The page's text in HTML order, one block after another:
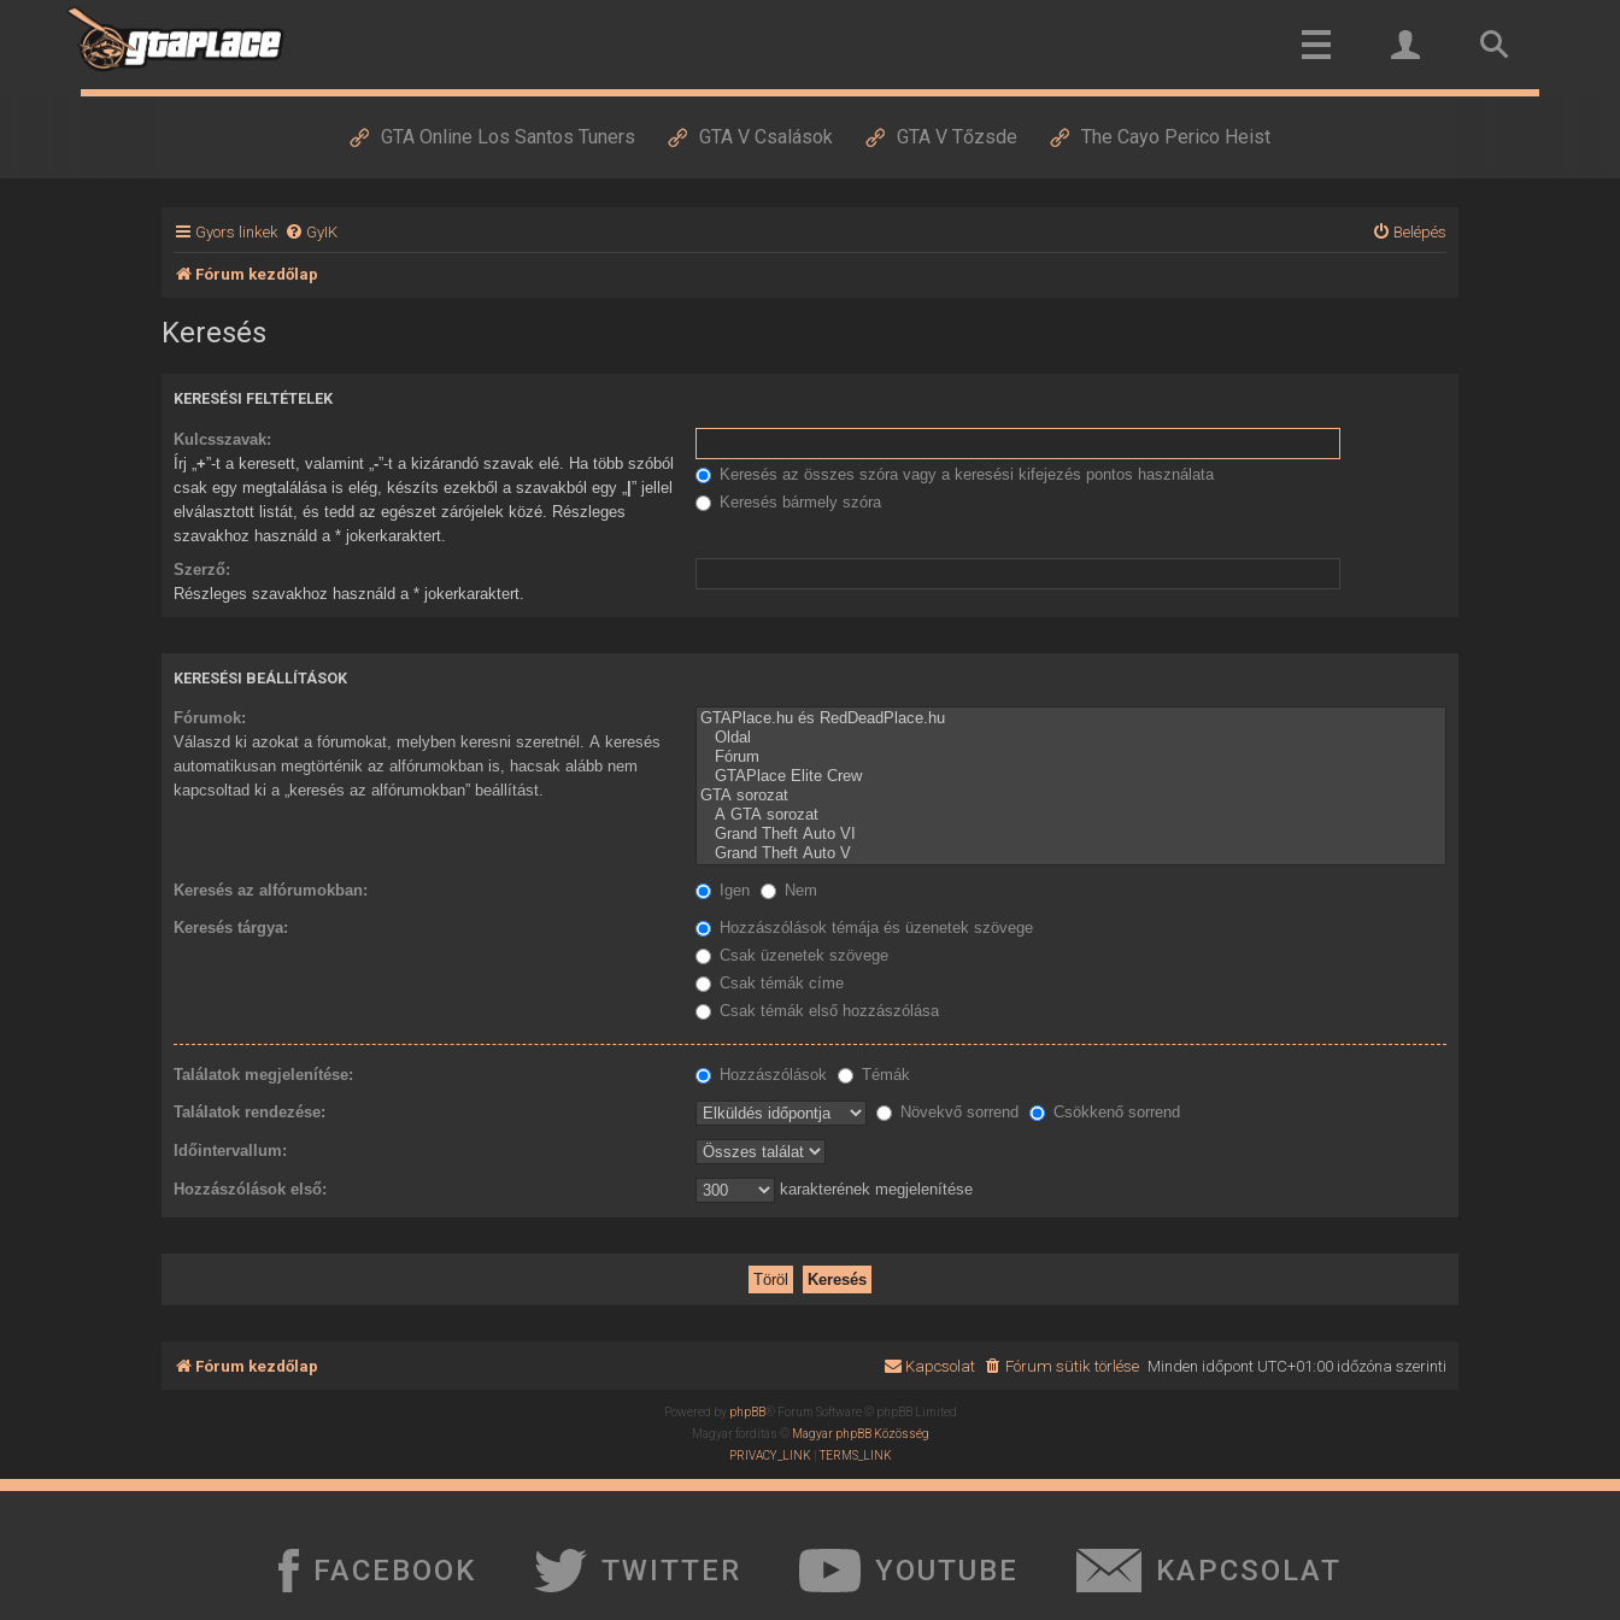
GTA Online Los Santos Tuners GTA V Csalások GTA V Tőzsde The Cayo Perico Heist
Gyors linkek GyIK Belépés
Fórum kezdőlap
Keresés
KERESÉSI FELTÉTELEK
Kulcsszavak:
Írj „+”-t a keresett, valamint „-”-t a kizárandó szavak elé. Ha több szóból
csak egy megtalálása is elég, készíts ezekből a szavakból egy „
|” jellel
elválasztott listát, és tedd az egészet zárójelek közé. Részleges
szavakhoz használd a * jokerkaraktert.
Keresés az összes szóra vagy a keresési kifejezés pontos használata
Keresés bármely szóra
Szerző:
Részleges szavakhoz használd a * jokerkaraktert.
KERESÉSI BEÁLLÍTÁSOK
Fórumok:
Válaszd ki azokat a fórumokat, melyben keresni szeretnél. A keresés
automatikusan megtörténik az alfórumokban is, hacsak alább nem
kapcsoltad ki a „keresés az alfórumokban” beállítást.
Keresés az alfórumokban: Igen Nem
Keresés tárgya:
Hozzászólások témája és üzenetek szövege
Csak üzenetek szövege
Csak témák címe
Csak témák első hozzászólása
Találatok megjelenítése: Hozzászólások Témák
Találatok rendezése: Növekvő sorrend Csökkenő sorrend
Időintervallum:
Hozzászólások első: karakterének megjelenítése
Fórum kezdőlap Minden időpont UTC+01:00időzóna szerinti
Fórum sütik törlése
Kapcsolat
Powered by phpBB® Forum Software © phpBB Limited
Magyar fordítás ©
Magyar phpBB Közösség
PRIVACY_LINK| TERMS_LINK
FACEBOOK TWITTER YOUTUBE KAPCSOLAT